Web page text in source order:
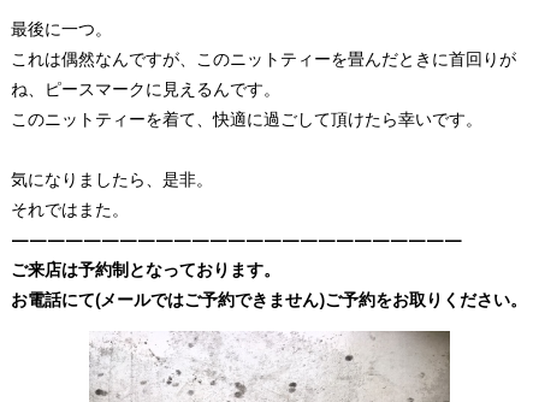
最後に一つ。
これは偶然なんですが、このニットティーを畳んだときに首回りが
ね、ピースマークに見えるんです。
このニットティーを着て、快適に過ごして頂けたら幸いです。
気になりましたら、是非。
それではまた。
—————————————————————————
ご来店は予約制となっております。
お電話にて(メールではご予約できません)ご予約をお取りください。